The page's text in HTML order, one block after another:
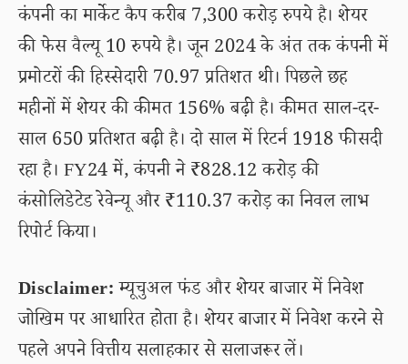
कंपनी का मार्केट कैप करीब 7,300 करोड़ रुपये है। शेयर
की फेस वैल्यू 10 रुपये है। जून 2024 के अंत तक कंपनी में
प्रमोटरों की हिस्सेदारी 70.97 प्रतिशत थी। पिछले छह
महीनों में शेयर की कीमत 156% बढ़ी है। कीमत साल-दर-
साल 650 प्रतिशत बढ़ी है। दो साल में रिटर्न 1918 फीसदी
रहा है। FY24 में, कंपनी ने ₹828.12 करोड़ की
कंसोलिडेटेड रेवेन्यू और ₹110.37 करोड़ का निवल लाभ
रिपोर्ट किया।
Disclaimer:म्यूचुअल फंड और शेयर बाजार में निवेश
जोखिम पर आधारित होता है। शेयर बाजार में निवेश करने से
पहले अपने वित्तीय सलाहकार से सलाजरूर लें।